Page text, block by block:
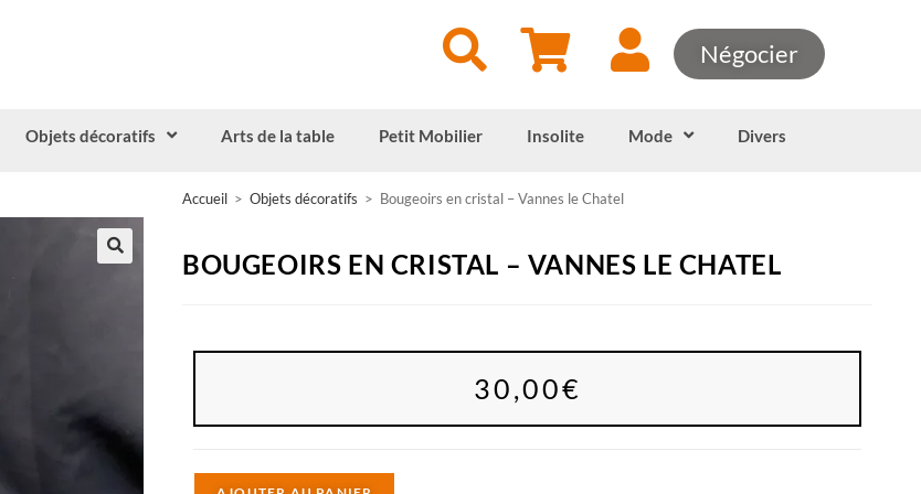
Négocier
Objets décoratifs Arts de la table Petit Mobilier Insolite Mode Divers
Accueil > Objets décoratifs > Bougeoirs en cristal – Vannes le Chatel
BOUGEOIRS EN CRISTAL – VANNES LE CHATEL
30,00€